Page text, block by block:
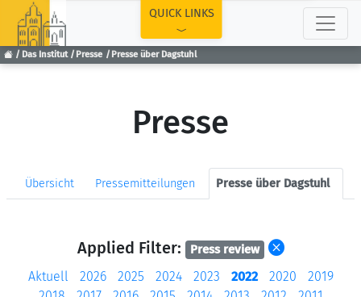
Das Institut Presse Presse über Dagstuhl
QUICK LINKS
Presse
Übersicht Pressemitteilungen Presse über Dagstuhl
Applied Filter: Press review
Aktuell 2026 2025 2024 2023 2022 2020
2019